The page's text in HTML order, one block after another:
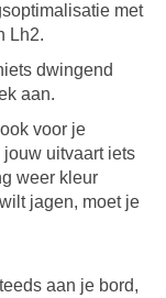
met
Lh2.
dwingend
aan.
voor je
uitvaart iets
weer kleur
jagen, moet je
aan je bord,